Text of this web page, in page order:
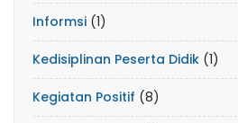
Informsi (1)
Kedisiplinan Peserta Didik (1)
Kegiatan Positif (8)